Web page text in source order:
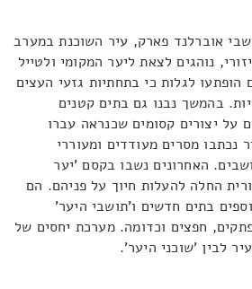
אוברלנד פארק, עיר השוכנת במערב
נוהגים לצאת ליער המקומי ולטייל
הופתעו לגלות כי בתחתיות גזעי העצים
בהמשך נבנו גם בתים קטנים
על יצורים קסומים שכנראה עברו
נכתבו מסרים מעודדים ומעוררי
האחרונים נשבו בקסם 'יער
החלה להעלות חיוך על פניהם. הם
בתים חדשים ו'תושבי היער'
חפצים וכדומה. מערכת יחסים של
לבין 'שוכני היער'.